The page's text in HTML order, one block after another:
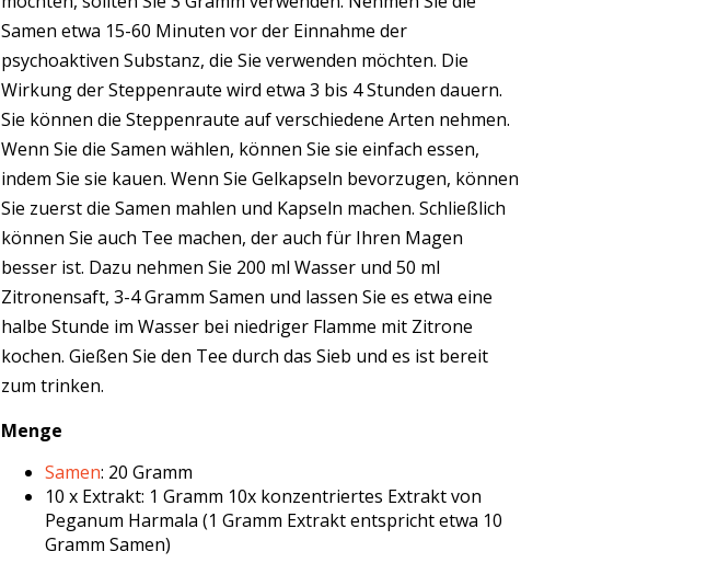
Samen etwa 15-60 Minuten vor der Einnahme der
psychoaktiven Substanz, die Sie verwenden möchten. Die
Wirkung der Steppenraute wird etwa 3 bis 4 Stunden dauern.
Sie können die Steppenraute auf verschiedene Arten nehmen.
Wenn Sie die Samen wählen, können Sie sie einfach essen,
indem Sie sie kauen. Wenn Sie Gelkapseln bevorzugen, können
Sie zuerst die Samen mahlen und Kapseln machen. Schließlich
können Sie auch Tee machen, der auch für Ihren Magen
besser ist. Dazu nehmen Sie 200 ml Wasser und 50 ml
Zitronensaft, 3-4 Gramm Samen und lassen Sie es etwa eine
halbe Stunde im Wasser bei niedriger Flamme mit Zitrone
kochen. Gießen Sie den Tee durch das Sieb und es ist bereit
zum trinken.
Menge
Samen: 20 Gramm
10 x Extrakt: 1 Gramm 10x konzentriertes Extrakt von
Peganum Harmala (1 Gramm Extrakt entspricht etwa 10
Gramm Samen)